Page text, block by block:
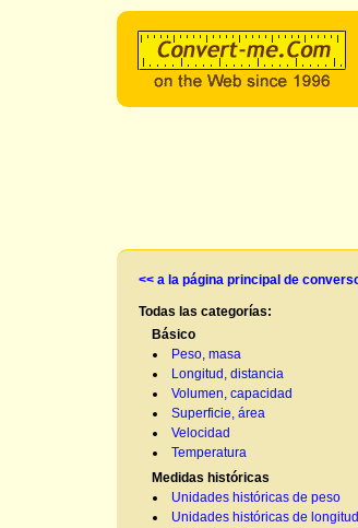
<< a la página principal de
Todas las categorías:
Básico
Peso, masa
Longitud, distancia
Volumen, capacidad
Superficie, área
Velocidad
Temperatura
Medidas históricas
Unidades históricas de peso
Unidades históricas de longitud